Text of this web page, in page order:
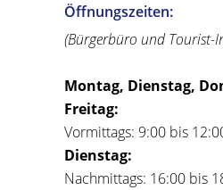
Öffnungszeiten:
(Bürgerbüro und Tourist-
Montag, Dienstag,
Freitag:
Vormittags: 9:00 bis
Dienstag:
Nachmittags: 16:00 bis